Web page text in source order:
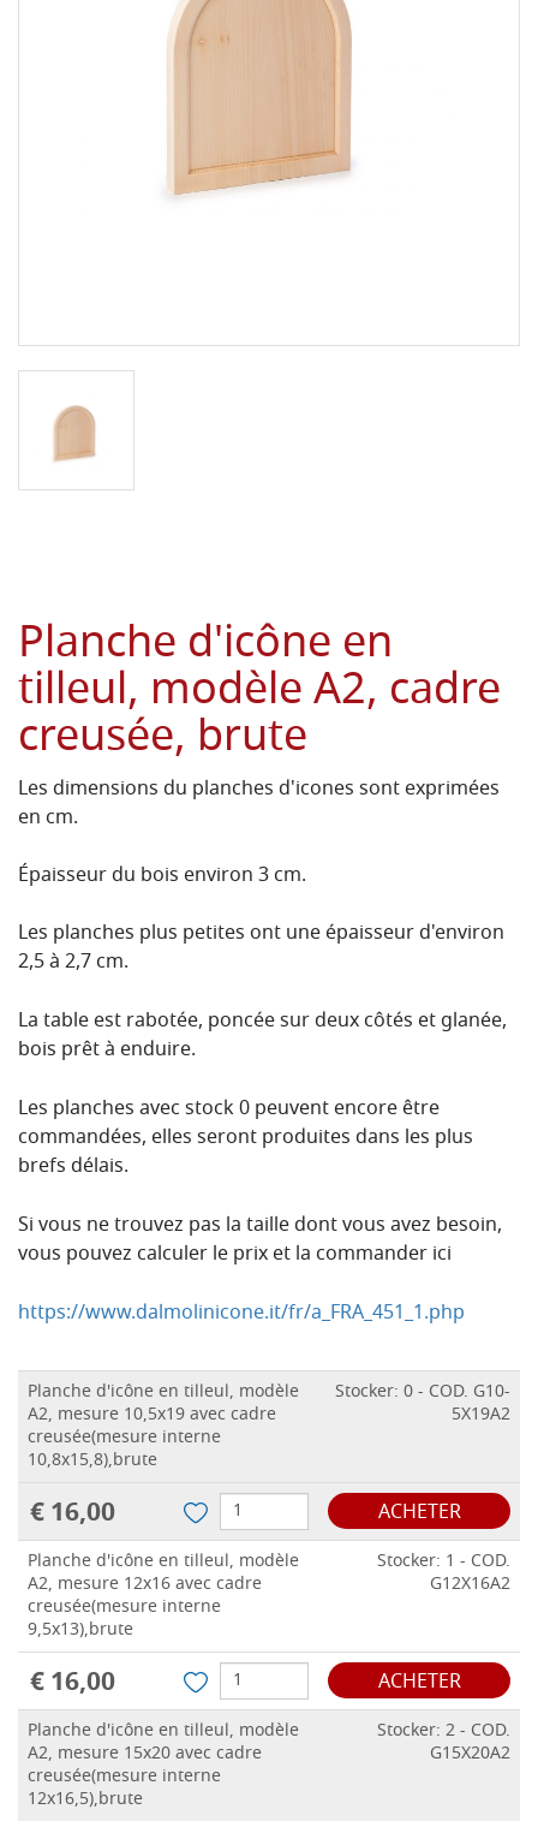
Planche d'icône en
tilleul, modèle A2, cadre
creusée, brute
Les dimensions du planches d'icones sont exprimées
en cm.
Épaisseur du bois environ 3 cm.
Les planches plus petites ont une épaisseur d'environ
2,5 à 2,7 cm.
La table est rabotée, poncée sur deux côtés et glanée,
bois prêt à enduire.
Les planches avec stock 0 peuvent encore être
commandées, elles seront produites dans les plus
brefs délais.
Si vous ne trouvez pas la taille dont vous avez besoin,
vous pouvez calculer le prix et la commander ici
https://www.dalmolinicone.it/fr/a_FRA_451_1.php
Planche d'icône en tilleul, modèle
A2, mesure 10,5x19 avec cadre
creusée(mesure interne
10,8x15,8),brute
Stocker: 0 - COD. G10-
5X19A2
€ 16,00 ACHETER
Planche d'icône en tilleul, modèle
A2, mesure 12x16 avec cadre
creusée(mesure interne
9,5x13),brute
Stocker: 1 - COD.
G12X16A2
€ 16,00 ACHETER
Planche d'icône en tilleul, modèle
A2, mesure 15x20 avec cadre
creusée(mesure interne
12x16,5),brute
Stocker: 2 - COD.
G15X20A2